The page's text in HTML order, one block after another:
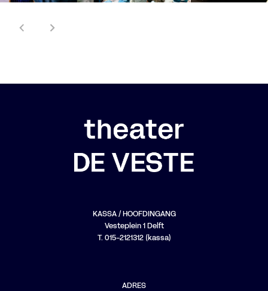
KASSA / HOOFDINGANG
Vesteplein 1 Delft
T. 015-2121312 (kassa)
ADRES